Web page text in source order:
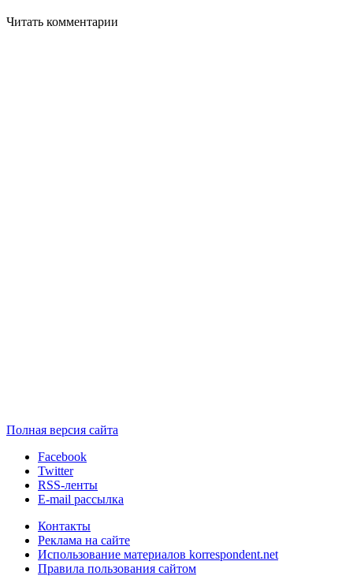
Читать комментарии
Полная версия сайта
Facebook
Twitter
RSS-ленты
E-mail рассылка
Контакты
Реклама на сайте
Использование материалов korrespondent.net
Правила пользования сайтом